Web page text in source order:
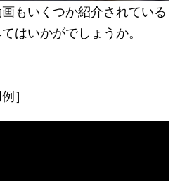
もいくつか紹介されている
はいかがでしょうか。
］